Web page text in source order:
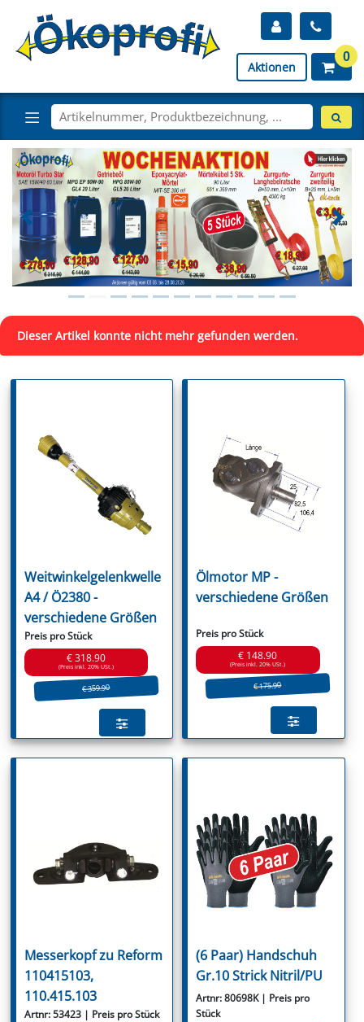
Aktionen
0
Dieser Artikel konnte nicht mehr gefunden werden.
Weitwinkelgelenkwelle
A4 / Ö2380 -
verschiedene Größen
Preis pro Stück
€ 318.90
(Preis inkl. 20% USt.)
€ 359.90
Ölmotor MP -
verschiedene Größen
Preis pro Stück
€ 148.90
(Preis inkl. 20% USt.)
€ 175.90
Messerkopf zu Reform
110415103,
110.415.103
Artnr: 53423 | Preis pro Stück
(6 Paar) Handschuh
Gr.10 Strick Nitril/PU
Artnr: 80698K | Preis pro
Stück